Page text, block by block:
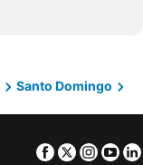
Santo Domingo
Facebook
Twitter